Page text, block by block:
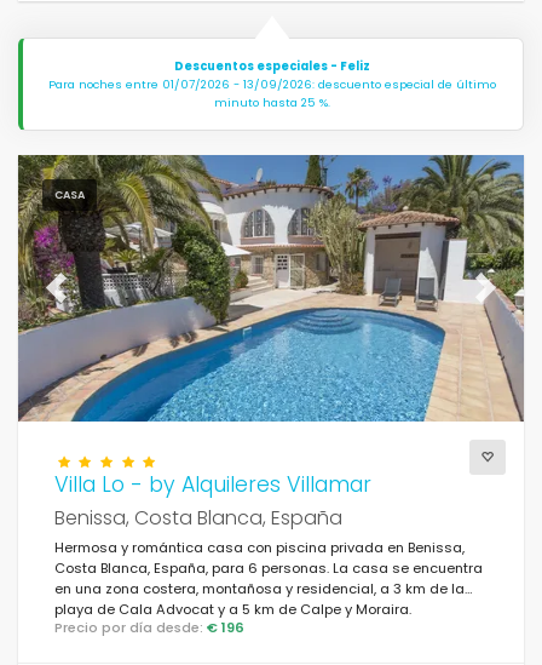
Descuentos especiales - Feliz
Para noches entre 01/07/2026 - 13/09/2026: descuento especial de último
minuto hasta 25 %.
CASA
Previous Next
Villa Lo - by Alquileres Villamar
Benissa, Costa Blanca, España
Hermosa y romántica casa con piscina privada en Benissa,
Costa Blanca, España, para 6 personas. La casa se encuentra
en una zona costera, montañosa y residencial, a 3 km de la
playa de Cala Advocat y a 5 km de Calpe y Moraira.
Precio por día desde: € 196